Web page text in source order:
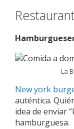
La
New york
auténtica.
idea de enviar
hamburguesa.